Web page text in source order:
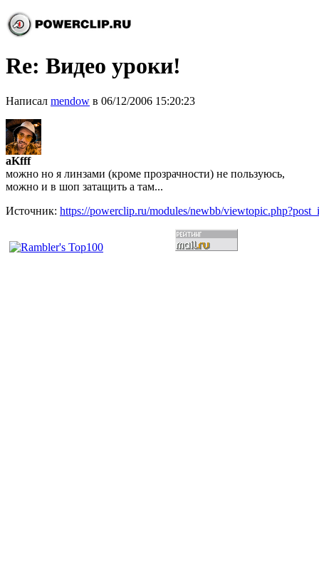
Re: Видео уроки!
Написал mendow в 06/12/2006 15:20:23
aKfff
можно но я линзами (кроме прозрачности) не пользуюсь,
можно и в шоп затащить а там...
Источник: https://powerclip.ru/modules/newbb/